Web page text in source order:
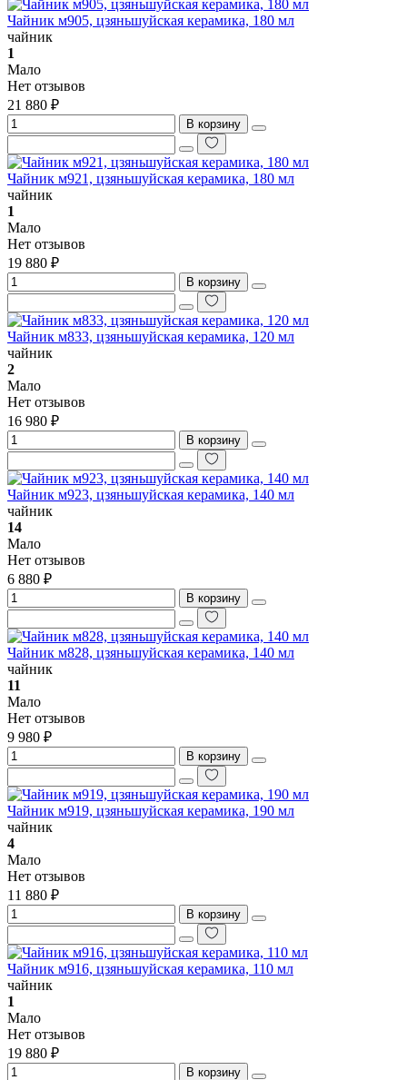
Чайник м905, цзяньшуйская керамика, 180 мл
чайник
1
Мало
Нет отзывов
21 880 ₽
В корзину
Чайник м921, цзяньшуйская керамика, 180 мл
чайник
1
Мало
Нет отзывов
19 880 ₽
В корзину
Чайник м833, цзяньшуйская керамика, 120 мл
чайник
2
Мало
Нет отзывов
16 980 ₽
В корзину
Чайник м923, цзяньшуйская керамика, 140 мл
чайник
14
Мало
Нет отзывов
6 880 ₽
В корзину
Чайник м828, цзяньшуйская керамика, 140 мл
чайник
11
Мало
Нет отзывов
9 980 ₽
В корзину
Чайник м919, цзяньшуйская керамика, 190 мл
чайник
4
Мало
Нет отзывов
11 880 ₽
В корзину
Чайник м916, цзяньшуйская керамика, 110 мл
чайник
1
Мало
Нет отзывов
19 880 ₽
В корзину